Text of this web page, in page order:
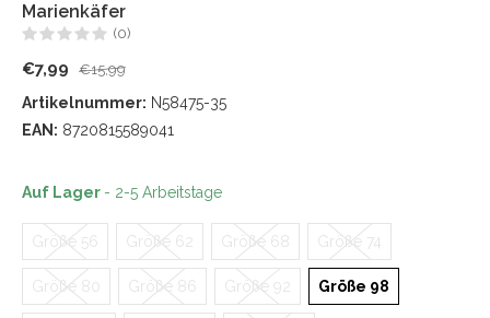
Marienkäfer
(0)
€7,99 €15,99
Artikelnummer: N58475-35
EAN: 8720815589041
Auf Lager - 2-5 Arbeitstage
Größe 56 Größe 62 Größe 68 Größe 74
Größe 80 Größe 86 Größe 92 Größe 98